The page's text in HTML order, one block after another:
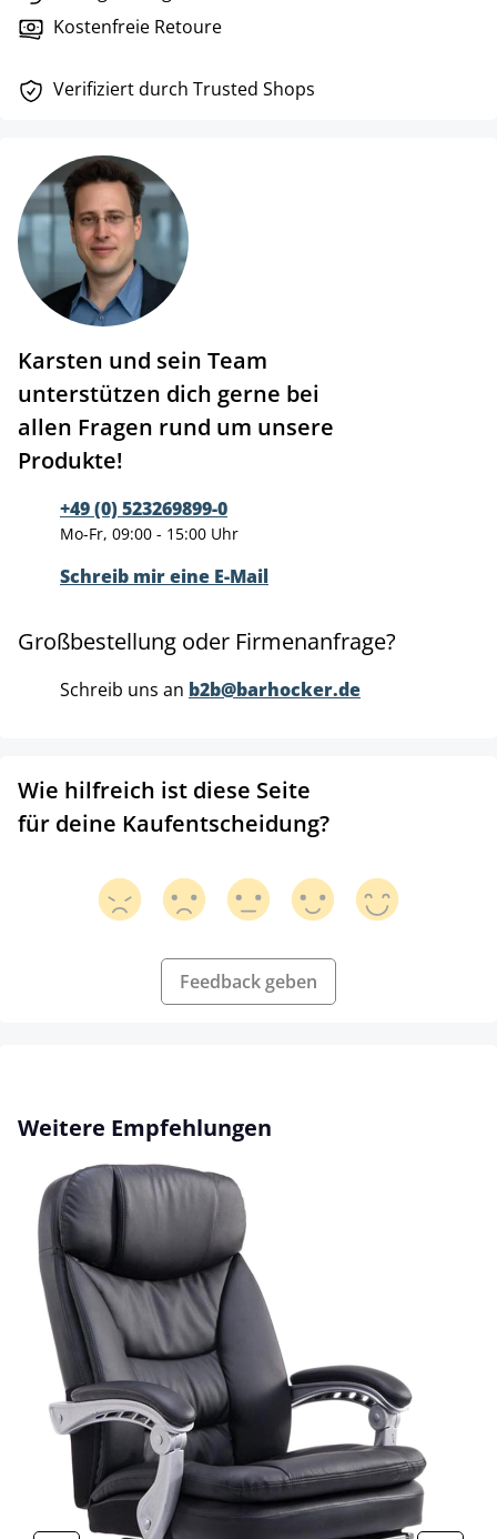
Kostenfreie Retoure
Verifiziert durch Trusted Shops
Karsten und sein Team
unterstützen dich gerne bei
allen Fragen rund um unsere
Produkte!
+49 (0) 523269899-0
Mo-Fr, 09:00 - 15:00 Uhr
Schreib mir eine E-Mail
Großbestellung oder Firmenanfrage?
Schreib uns an b2b@barhocker.de
Wie hilfreich ist diese Seite
für deine Kaufentscheidung?
Feedback geben
Produktgalerie überspringen
Weitere Empfehlungen